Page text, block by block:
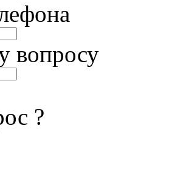
вопросу
?